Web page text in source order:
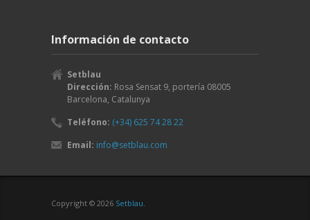
Información de contacto
Setblau
Dirección: Rosa Sensat 9, portería 08005
Barcelona, Catalunya
Teléfono: (+34) 625 74 28 22
Email: info@setblau.com
Copyright © 2026 Setblau.